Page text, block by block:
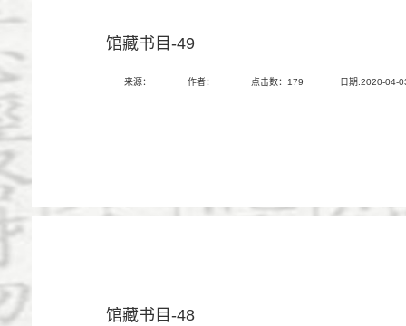
馆藏书目-49
来源： 作者： 点击数： 179 日期:2020-04-
馆藏书目-48